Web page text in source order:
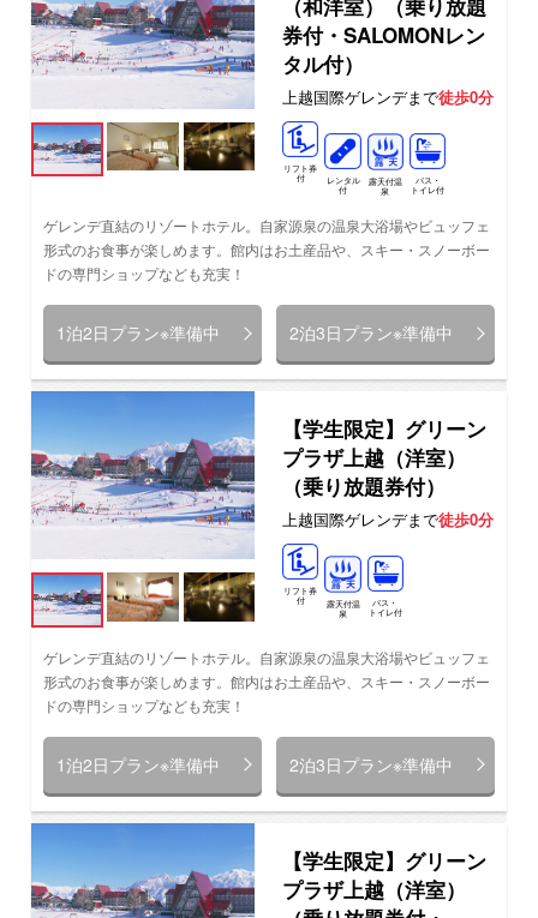
（和洋室）（乗り放題
券付・SALOMONレン
タル付）
上越国際ゲレンデまで徒歩0分
リフト券
付
レンタル
付
露天付温
泉
バス・
トイレ付
ゲレンデ直結のリゾートホテル。自家源泉の温泉大浴場やビュッフェ
形式のお食事が楽しめます。館内はお土産品や、スキー・スノーボー
ドの専門ショップなども充実！
1泊2日プラン※準備中 2泊3日プラン※準備中
【学生限定】グリーン
プラザ上越（洋室）
（乗り放題券付）
上越国際ゲレンデまで徒歩0分
リフト券
付
露天付温
泉
バス・
トイレ付
ゲレンデ直結のリゾートホテル。自家源泉の温泉大浴場やビュッフェ
形式のお食事が楽しめます。館内はお土産品や、スキー・スノーボー
ドの専門ショップなども充実！
1泊2日プラン※準備中 2泊3日プラン※準備中
【学生限定】グリーン
プラザ上越（洋室）